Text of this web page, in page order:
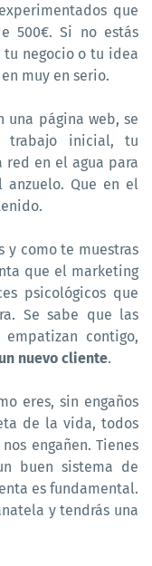
que
500€. Si no estás
tu negocio o tu idea
muy en serio.
una página web, se
trabajo inicial, tu
red en el agua para
anzuelo. Que en el
y como te muestras
que el marketing
psicológicos que
Se sabe que las
contigo,
nuevo cliente.
eres, sin engaños
de la vida, todos
engañen. Tienes
buen sistema de
es fundamental.
y tendrás una